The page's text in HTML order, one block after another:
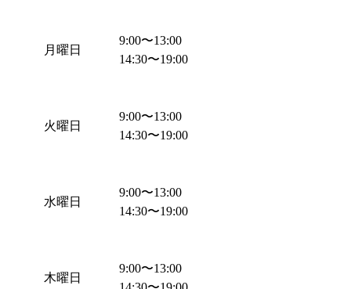
月曜日
火曜日
水曜日
木曜日
9:00〜13:00
14:30〜19:00
9:00〜13:00
14:30〜19:00
9:00〜13:00
14:30〜19:00
9:00〜13:00